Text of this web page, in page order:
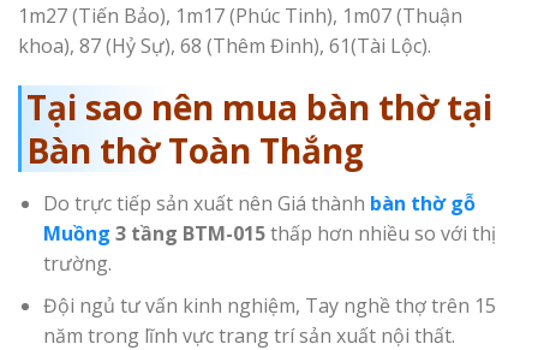
1m27 (Tiến Bảo), 1m17 (Phúc Tinh), 1m07 (Thuận
khoa), 87 (Hỷ Sự), 68 (Thêm Đinh), 61(Tài Lộc).
Tại sao nên mua bàn thờ tại
Bàn thờ Toàn Thắng
Do trực tiếp sản xuất nên Giá thành bàn thờ gỗ
Muồng 3 tầng BTM-015thấp hơn nhiều so với thị
trường.
Đội ngủ tư vấn kinh nghiệm, Tay nghề thợ trên 15
năm trong lĩnh vực trang trí sản xuất nội thất.